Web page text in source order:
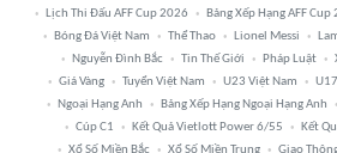
Lịch Thi Đấu AFF Cup 2026
Bảng Xếp Hạng AFF Cup
Bóng Đá Việt Nam
Thể Thao Lionel Messi
Nguyễn Đình Bắc
Tin Thế Giới Pháp Luật
Giá Vàng
Tuyển Việt Nam U23 Việt Nam
Ngoại Hạng Anh
Bảng Xếp Hạng Ngoại Hạng Anh
Cúp C1
Kết Quả Vietlott Power 6/55 Kết
Xổ Số Miền Bắc
Xổ Số Miền Trung Giao